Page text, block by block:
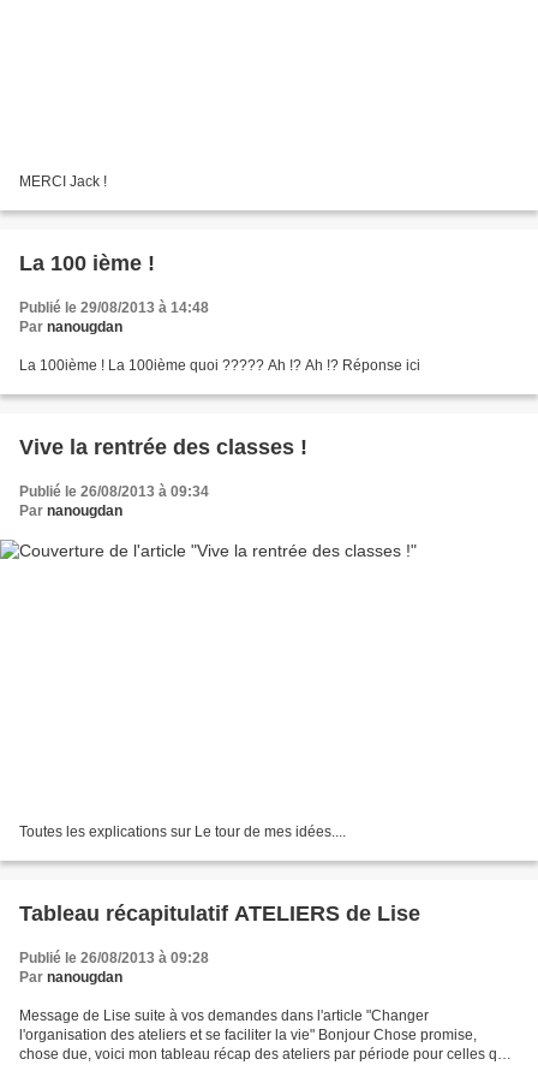
MERCI Jack !
La 100 ième !
Publié le 29/08/2013 à 14:48
Par nanougdan
La 100ième ! La 100ième quoi ????? Ah !? Ah !? Réponse ici
Vive la rentrée des classes !
Publié le 26/08/2013 à 09:34
Par nanougdan
Toutes les explications sur Le tour de mes idées....
Tableau récapitulatif ATELIERS de Lise
Publié le 26/08/2013 à 09:28
Par nanougdan
Message de Lise suite à vos demandes dans l'article "Changer
l'organisation des ateliers et se faciliter la vie" Bonjour Chose promise,
chose due, voici mon tableau récap des ateliers par période pour celles qui